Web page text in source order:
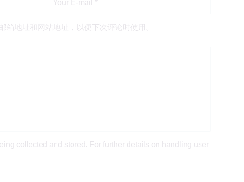
箱地址和网站地址，以便下次评论时使用。
collected and stored. For further details on handling user